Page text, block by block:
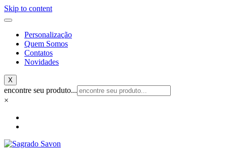
Skip to content
Personalização
Quem Somos
Contatos
Novidades
X
encontre seu produto...
×